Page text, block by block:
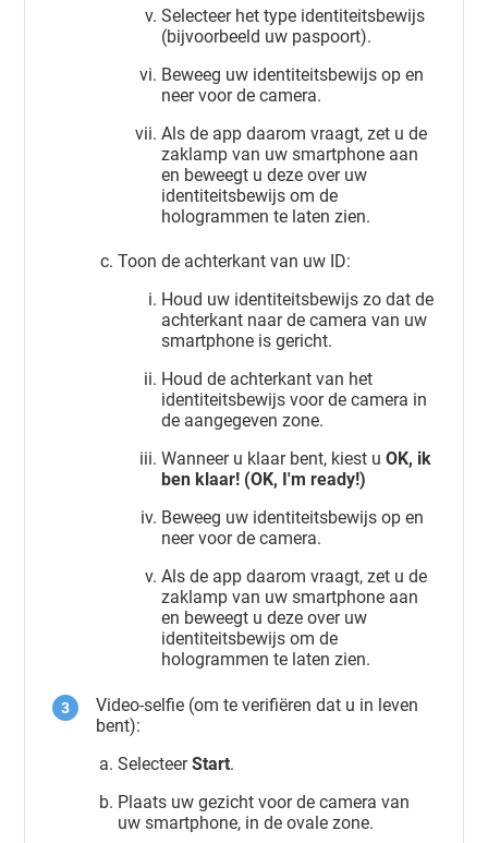
Selecteer het type identiteitsbewijs
(bijvoorbeeld uw paspoort).
Beweeg uw identiteitsbewijs op en
neer voor de camera.
Als de app daarom vraagt, zet u de
zaklamp van uw smartphone aan
en beweegt u deze over uw
identiteitsbewijs om de
hologrammen te laten zien.
Toon de achterkant van uw ID:
Houd uw identiteitsbewijs zo dat de
achterkant naar de camera van uw
smartphone is gericht.
Houd de achterkant van het
identiteitsbewijs voor de camera in
de aangegeven zone.
Wanneer u klaar bent, kiest uOK, ik
ben klaar! (OK, I'm ready!)
Beweeg uw identiteitsbewijs op en
neer voor de camera.
Als de app daarom vraagt, zet u de
zaklamp van uw smartphone aan
en beweegt u deze over uw
identiteitsbewijs om de
hologrammen te laten zien.
Video-selfie (om te verifiëren dat u in leven
bent):
SelecteerStart.
Plaats uw gezicht voor de camera van
uw smartphone, in de ovale zone.